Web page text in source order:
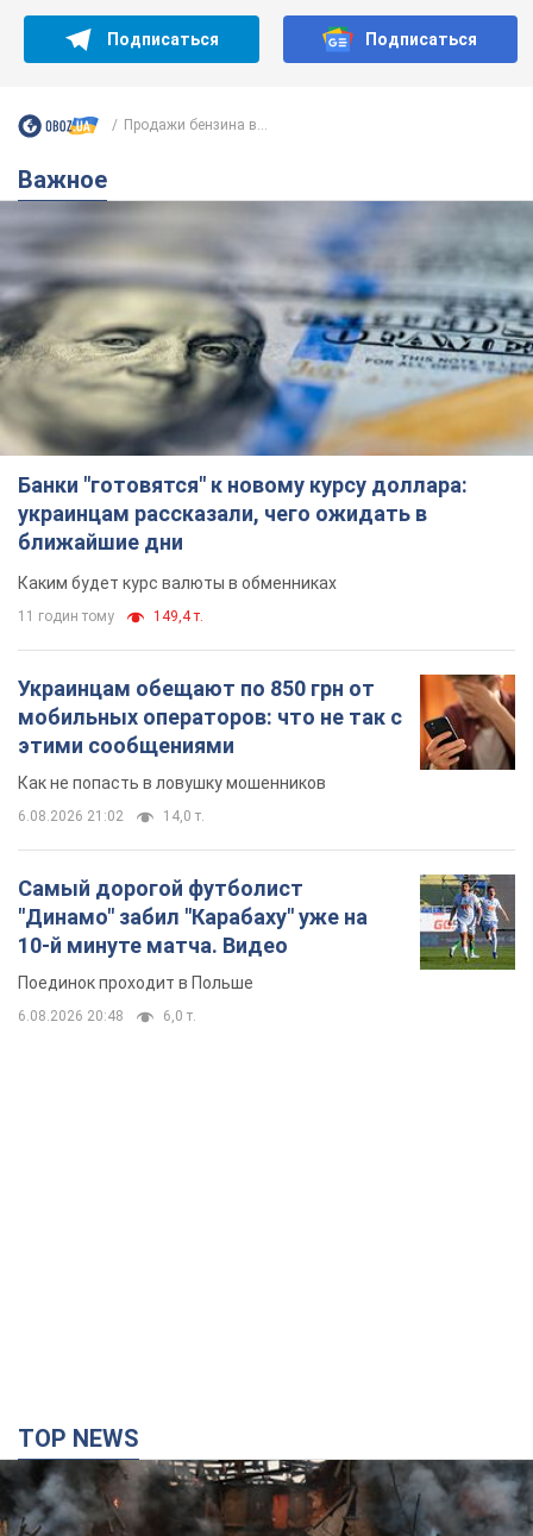
Подписаться Подписаться
Продажи бензина в...
Важное
Банки "готовятся" к новому курсу доллара:
украинцам рассказали, чего ожидать в
ближайшие дни
Каким будет курс валюты в обменниках
11 годин тому 149,4 т.
Украинцам обещают по 850 грн от
мобильных операторов: что не так с
этими сообщениями
Как не попасть в ловушку мошенников
6.08.2026 21:02 14,0 т.
Самый дорогой футболист
"Динамо" забил "Карабаху" уже на
10-й минуте матча. Видео
Поединок проходит в Польше
6.08.2026 20:48 6,0 т.
TOP NEWS